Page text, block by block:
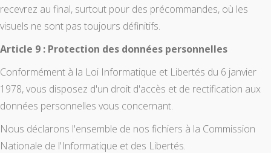
recevrez au final, surtout pour des précommandes, où les
visuels ne sont pas toujours définitifs.
Article 9 : Protection des données personnelles
Conformément à la Loi Informatique et Libertés du 6 janvier
1978, vous disposez d'un droit d'accès et de rectification aux
données personnelles vous concernant.
Nous déclarons l'ensemble de nos fichiers à la Commission
Nationale de l'Informatique et des Libertés.